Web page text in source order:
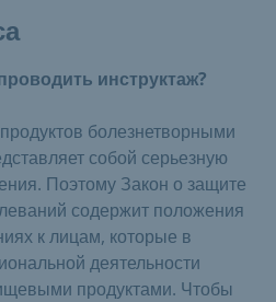
инструктаж?
болезнетворными
собой серьезную
Поэтому Закон о защите
содержит положения
к лицам, которые в
деятельности
продуктами. Чтобы